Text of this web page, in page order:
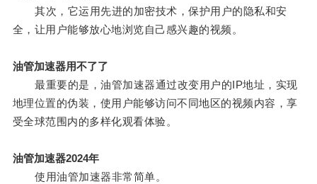
其次，它运用先进的加密技术，保护用户的隐私和安
全，让用户能够放心地浏览自己感兴趣的视频。
油管加速器用不了了
最重要的是，油管加速器通过改变用户的IP地址，实现
地理位置的伪装，使用户能够访问不同地区的视频内容，享
受全球范围内的多样化观看体验。
油管加速器2024年
使用油管加速器非常简单。